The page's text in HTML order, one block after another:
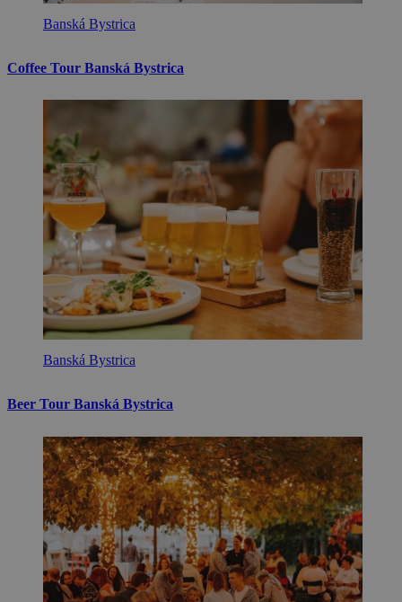
Banská Bystrica
Coffee Tour Banská Bystrica
Banská Bystrica
Beer Tour Banská Bystrica